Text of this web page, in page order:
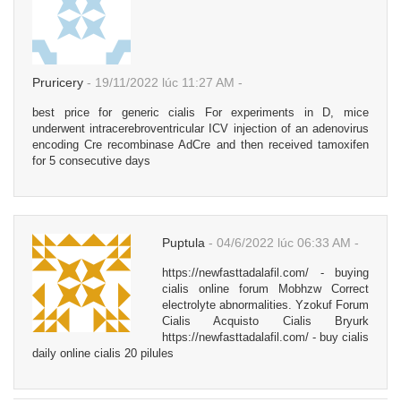
Pruricery - 19/11/2022 lúc 11:27 AM -
best price for generic cialis For experiments in D, mice
underwent intracerebroventricular ICV injection of an adenovirus
encoding Cre recombinase AdCre and then received tamoxifen
for 5 consecutive days
Puptula - 04/6/2022 lúc 06:33 AM -
https://newfasttadalafil.com/ - buying
cialis online forum Mobhzw Correct
electrolyte abnormalities. Yzokuf Forum
Cialis Acquisto Cialis Bryurk
https://newfasttadalafil.com/ - buy cialis
daily online cialis 20 pilules